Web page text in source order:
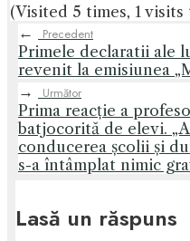
(Visited 5 times, 1 visits
←
Precedent
Primele declaratii ale
revenit la emisiunea
→
Următor
Prima reacție a
batjocorită de elevi.
conducerea școlii și
s-a întâmplat nimic
Lasă un răspuns